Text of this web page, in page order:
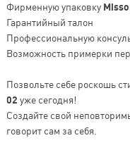
Фирменную упаковку
Гарантийный талон
Профессиональную
Возможность примерки
Позвольте себе роскошь
02 уже сегодня!
Создайте свой
говорит сам за себя.